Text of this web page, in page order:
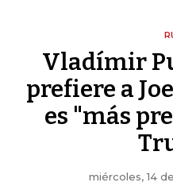
Vladímir
prefiere a
es "más
miércoles, 14